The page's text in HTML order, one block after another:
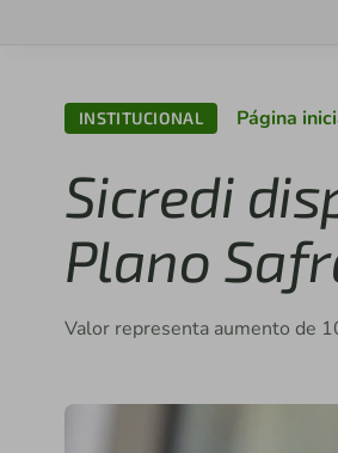
INSTITUCIONAL Página
Sicredi
Plano
Valor representa aumento de